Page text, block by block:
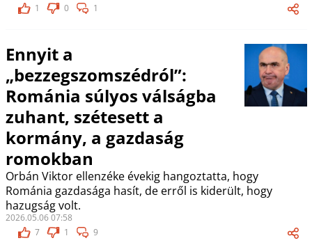
1
0 1
Ennyit a
„bezzegszomszédról”:
Románia súlyos válságba
zuhant, szétesett a
kormány, a gazdaság
romokban
Orbán Viktor ellenzéke évekig hangoztatta, hogy
Románia gazdasága hasít, de erről is kiderült, hogy
hazugság volt.
2026.05.06 07:58
7
1 9